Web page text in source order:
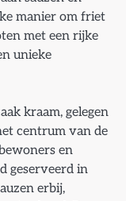
manier om friet
met een rijke
unieke
kraam, gelegen
centrum van de
en
geserveerd in
erbij,